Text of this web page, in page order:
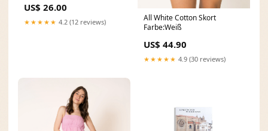
US$ 26.00
★★★★★ 4.2 (12 reviews)
All White Cotton Skort
Farbe:Weiß
US$ 44.90
★★★★★ 4.9 (30 reviews)